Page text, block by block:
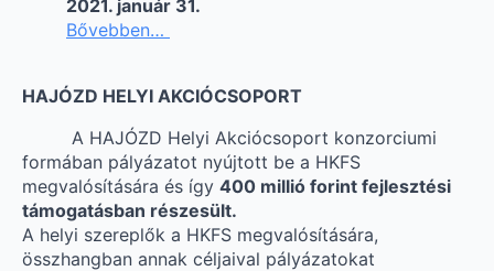
2021. január 31.
Bővebben…
HAJÓZD HELYI AKCIÓCSOPORT
A HAJÓZD Helyi Akciócsoport konzorciumi
formában pályázatot nyújtott be a HKFS
megvalósítására és így 400 millió forint fejlesztési
támogatásban részesült.
A helyi szereplők a HKFS megvalósítására,
összhangban annak céljaival pályázatokat